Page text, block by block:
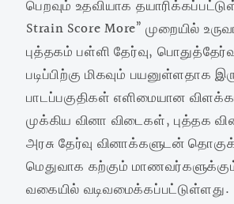
பெறவும் உதவியாக
Strain Score More” முறையில்
புத்தகம் பள்ளி தேர்வு,
படிப்பிற்கு மிகவும் பயனுள்ளதாக
பாடப்பகுதிகள் எளிமையான
முக்கிய வினா விடைகள், புத்தக
அரசு தேர்வு வினாக்களுடன்
மெதுவாக கற்கும் மாணவர்களுக்கும்
வகையில் வடிவமைக்கப்பட்டுள்ளது.